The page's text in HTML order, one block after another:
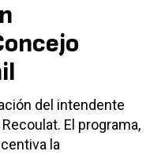
del intendente
El programa,
la